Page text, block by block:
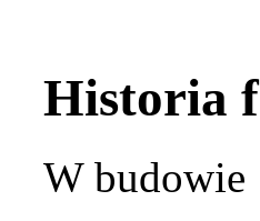
Historia
W budowie